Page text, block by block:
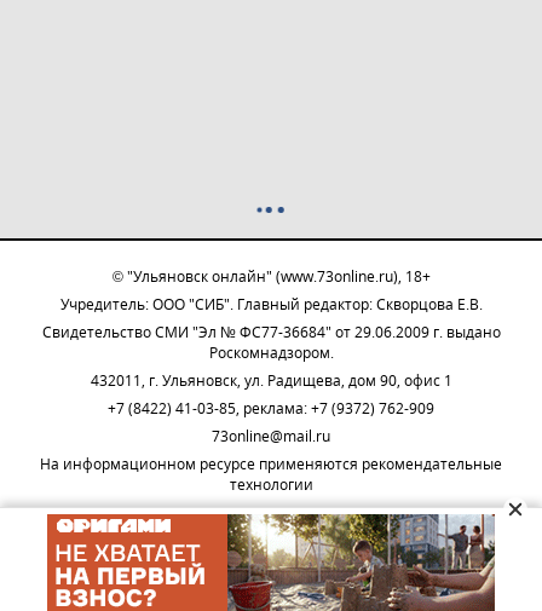
© "Ульяновск онлайн" (www.73online.ru), 18+
Учредитель: ООО "СИБ". Главный редактор: Скворцова Е.В.
Свидетельство СМИ "Эл № ФС77-36684" от 29.06.2009 г. выдано
Роскомнадзором.
432011, г. Ульяновск, ул. Радищева, дом 90, офис 1
+7 (8422) 41-03-85, реклама: +7 (9372) 762-909
73online@mail.ru
На информационном ресурсе применяются рекомендательные
технологии